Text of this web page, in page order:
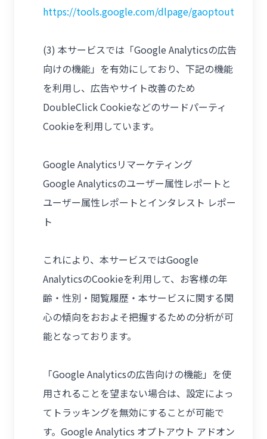
https://tools.google.com/dlpage/gaoptout
(3) 本サービスでは「Google Analyticsの広告
向けの機能」を有効にしており、下記の機能
を利用し、広告やサイト改善のため
DoubleClick Cookieなどのサードパーティ
Cookieを利用しています。
Google Analyticsリマーケティング
Google Analyticsのユーザー属性レポートと
ユーザー属性レポートとインタレスト レポー
ト
これにより、本サービスではGoogle
AnalyticsのCookieを利用して、お客様の年
齢・性別・閲覧履歴・本サービスに関する関
心の傾向をおおよそ把握するための分析が可
能となっております。
「Google Analyticsの広告向けの機能」を使
用されることを望まない場合は、設定によっ
てトラッキングを無効にすることが可能で
す。Google Analytics オプトアウト アドオン